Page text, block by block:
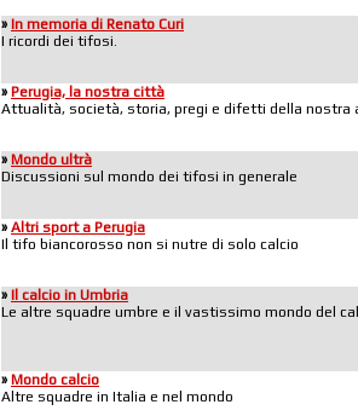
» In memoria di Renato Curi
I ricordi dei tifosi.
» Perugia, la nostra città
Attualità, società, storia, pregi e difetti della nostra
» Mondo ultrà
Discussioni sul mondo dei tifosi in generale
» Altri sport a Perugia
Il tifo biancorosso non si nutre di solo calcio
» Il calcio in Umbria
Le altre squadre umbre e il vastissimo mondo del
» Mondo calcio
Altre squadre in Italia e nel mondo